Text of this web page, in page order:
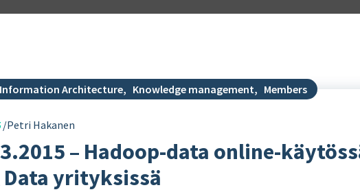
Information Architecture, Knowledge management, Members
Petri Hakanen
– Hadoop-data online-
Data yrityksissä